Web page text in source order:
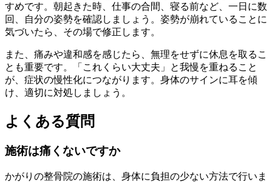
すめです。朝起きた時、仕事の合間、寝る前など、一日に数
回、自分の姿勢を確認しましょう。姿勢が崩れていることに
気づいたら、その場で修正します。
また、痛みや違和感を感じたら、無理をせずに休息を取るこ
とも重要です。「これくらい大丈夫」と我慢を重ねること
が、症状の慢性化につながります。身体のサインに耳を傾
け、適切に対処しましょう。
よくある質問
施術は痛くないですか
かがりの整骨院の施術は、身体に負担の少ない方法で行いま